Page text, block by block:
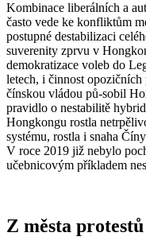
Kombinace liberálních a
často vede ke konfliktům
postupné destabilizaci
suverenity zprvu v
demokratizace voleb do
letech, i činnost
čínskou vládou pů-sobil
pravidlo o nestabilitě
Hongkongu rostla
systému, rostla i snaha
V roce 2019 již nebylo
učebnicovým příkladem
Z města